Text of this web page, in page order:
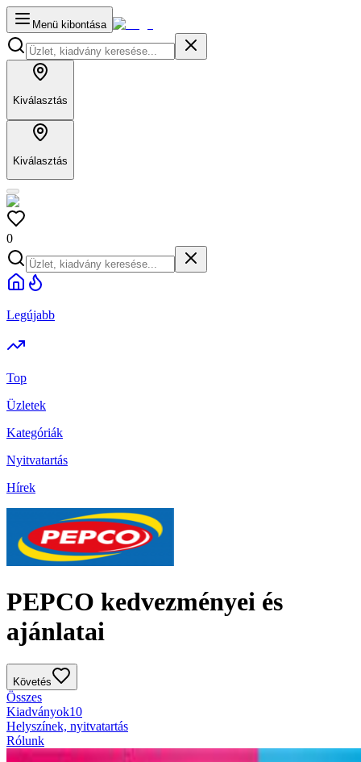
Menü kibontása
Kiválasztás
Kiválasztás
0
Legújabb
Top
Üzletek
Kategóriák
Nyitvatartás
Hírek
PEPCO kedvezményei és
ajánlatai
Követés
Összes
Kiadványok10
Helyszínek, nyitvatartás
Rólunk